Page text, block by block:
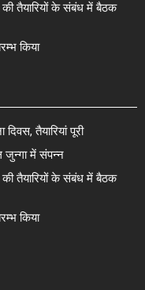
तैयारियों के संबंध में बैठक
किया
तैयारियां पूरी
जुन्गा में संपन्न
तैयारियों के संबंध में बैठक
किया